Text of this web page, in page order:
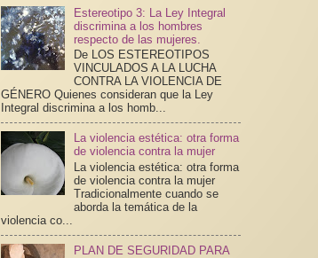
Estereotipo 3: La Ley Integral
discrimina a los hombres
respecto de las mujeres.
De LOS ESTEREOTIPOS
VINCULADOS A LA LUCHA
CONTRA LA VIOLENCIA DE
GÉNERO Quienes consideran que la Ley
Integral discrimina a los homb...
La violencia estética: otra forma
de violencia contra la mujer
La violencia estética: otra forma
de violencia contra la mujer
Tradicionalmente cuando se
aborda la temática de la
violencia co...
PLAN DE SEGURIDAD PARA